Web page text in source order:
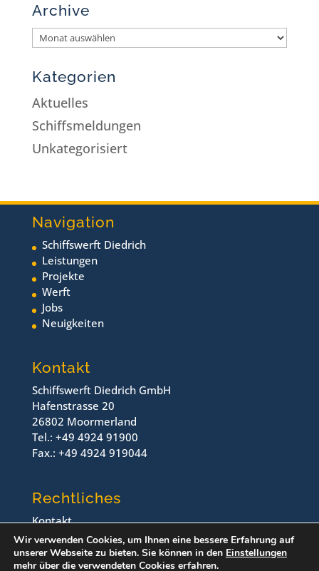
Archive
Kategorien
Aktuelles
Schiffsmeldungen
Unkategorisiert
Navigation
Schiffswerft Diedrich
Leistungen
Projekte
Werft
Jobs
Neuigkeiten
Kontakt
Schiffswerft Diedrich GmbH
Hafenstrasse 20
26802 Moormerland
Tel.: +49 4924 91900
Fax.: +49 4924 919044
Rechtliches
Kontakt
Impressum
Datenschutz
Wir verwenden Cookies, um Ihnen eine bessere Erfahrung auf
unserer Webseite zu bieten. Sie können in den Einstellungen
mehr über die verwendeten Cookies erfahren.